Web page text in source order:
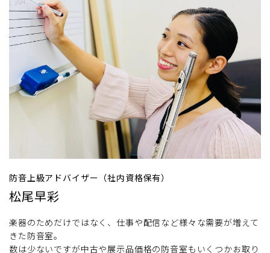
防音上級アドバイザー（社内資格保有）
松尾早彩
楽器のためだけではなく、仕事や配信など様々な需要が増えて
きた防音室。
数は少ないですが中古や展示品価格の防音室もいくつかお取り